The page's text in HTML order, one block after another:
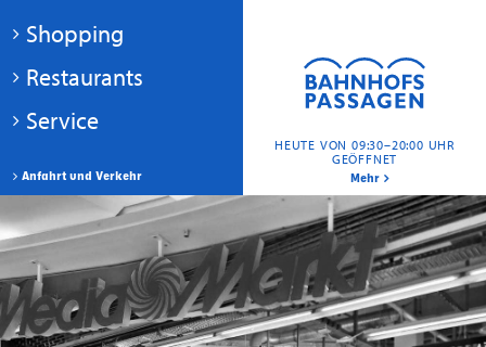
HEUTE VON 09:30–20:00 UHR
GEÖFFNET
Mehr
Anfahrt und Verkehr
Shopping
Restaurants
Service